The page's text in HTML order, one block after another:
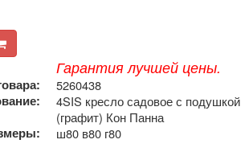
Гарантия лучшей цены.
5260438
4SIS кресло садовое с подушкой
(графит) Кон Панна
ш80 в80 г80